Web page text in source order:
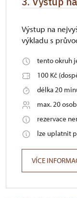
Výstup na
výkladu s
tento okruh
100 Kč
délka 20
max. 20 osob
rezervace
lze uplatnit
VÍCE